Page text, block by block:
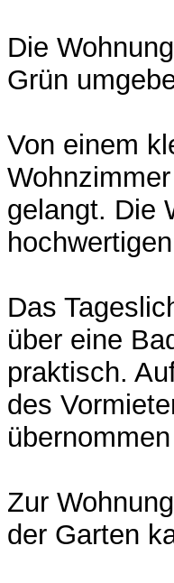
Die
Grün
Von einem
gelangt. Die
Das
über eine
praktisch.
des
Zur
der Garten